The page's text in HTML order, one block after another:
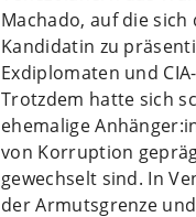
Machado, auf die
Kandidatin zu
Exdiplomaten und
Trotzdem hatte sich
ehemalige
von Korruption
gewechselt sind. In
der Armutsgrenze